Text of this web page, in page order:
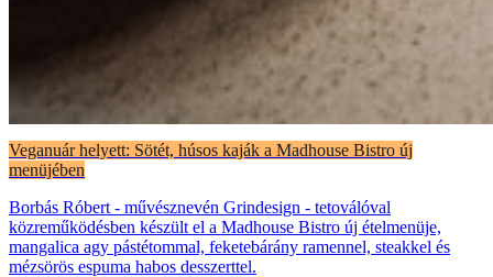
Veganuár helyett: Sötét, húsos kaják a Madhouse Bistro új
menüjében
Borbás Róbert - művésznevén Grindesign - tetoválóval
közreműködésben készült el a Madhouse Bistro új ételmenüje,
mangalica agy pástétommal, feketebárány ramennel, steakkel és
mézsörös espuma habos desszerttel.